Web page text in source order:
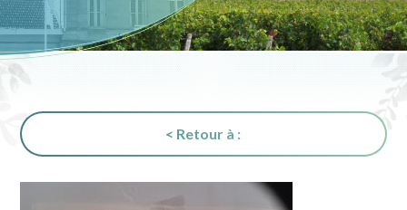
< Retour à :